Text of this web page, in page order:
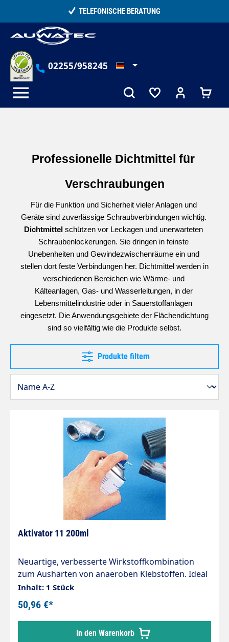
TELEFONISCHE BERATUNG
02255/958245
Professionelle Dichtmittel für
Verschraubungen
Für die Funktion und Sicherheit vieler Anlagen und
Dichtmittel schützen vor Leckagen und unerwarteten
Schraubenlockerungen. Sie dringen in feinste
Unebenheiten und Gewindezwischenräume ein und
stellen dort feste Verbindungen her. Dichtmittel werden in
verschiedenen Bereichen wie Wärme- und
Kälteanlagen, Gas- und Wasserleitungen, in der
Lebensmittelindustrie oder in Sauerstoffanlagen
eingesetzt. Die Anwendungsgebiete der Flächendichtung
sind so vielfältig wie die Produkte selbst.
Produkte filtern
Aktivator 11 200ml
Neuartige, verbesserte Wirkstoffkombination
zum Aushärten von anaeroben Klebstoffen. Ideal
bei passiven Werkstoffen (z.B. Aluminium,
verzinkten Oberflächen, Chrom, etc.). Schnelle
und sichere Aushärtung bei tiefen Temperaturen
(< 15 °C).
Inhalt: 1 Stück
50,96 €*
In den Warenkorb